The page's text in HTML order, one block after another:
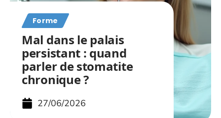
Forme
Mal dans le palais
persistant : quand
parler de stomatite
chronique ?
27/06/2026